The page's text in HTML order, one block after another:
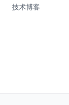
技术博客